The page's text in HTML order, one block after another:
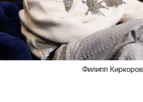
Филипп Киркоров